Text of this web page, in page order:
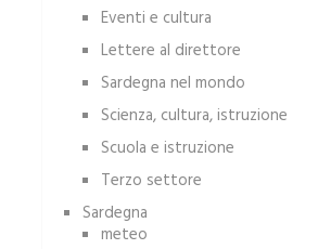
Eventi e cultura
Lettere al direttore
Sardegna nel mondo
Scienza, cultura, istruzione
Scuola e istruzione
Terzo settore
Sardegna
meteo